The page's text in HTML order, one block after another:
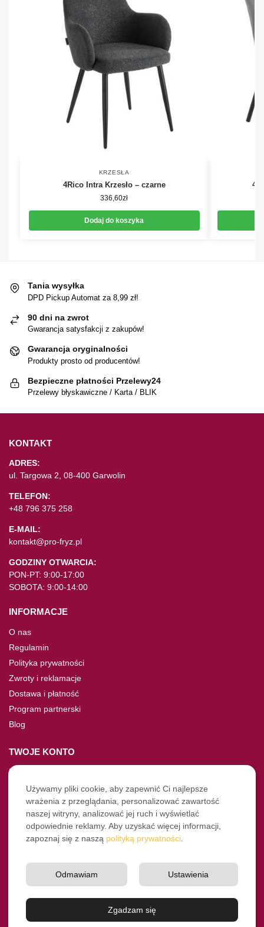
KRZESŁA
4Rico Intra Krzesło – czarne
336,60zł
Dodaj do koszyka
Tania wysyłka
DPD Pickup Automat za 8,99 zł!
90 dni na zwrot
Gwarancja satysfakcji z zakupów!
Gwarancja oryginalności
Produkty prosto od producentów!
Bezpieczne płatności Przelewy24
Przelewy błyskawiczne / Karta / BLIK
KONTAKT
ADRES:
ul. Targowa 2, 08-400 Garwolin
TELEFON:
+48 796 375 258
E-MAIL:
kontakt@pro-fryz.pl
GODZINY OTWARCIA:
PON-PT: 9:00-17:00
SOBOTA: 9:00-14:00
INFORMACJE
O nas
Regulamin
Polityka prywatności
Zwroty i reklamacje
Dostawa i płatność
Program partnerski
Blog
TWOJE KONTO
Moje konto
Nie pamiętasz hasła?
Twoje zamówienia
NASZE SOCIALE
Instagram
© Pro-Fryz.pl 2021-2026
Używamy pliki cookie, aby zapewnić Ci najlepsze
wrażenia z przeglądania, personalizować zawartość
naszej witryny, analizować jej ruch i wyświetlać
odpowiednie reklamy. Aby uzyskać więcej informacji,
zapoznaj się z naszą polityką prywatności
Zgadzam się
Ustawienia
Odmawiam